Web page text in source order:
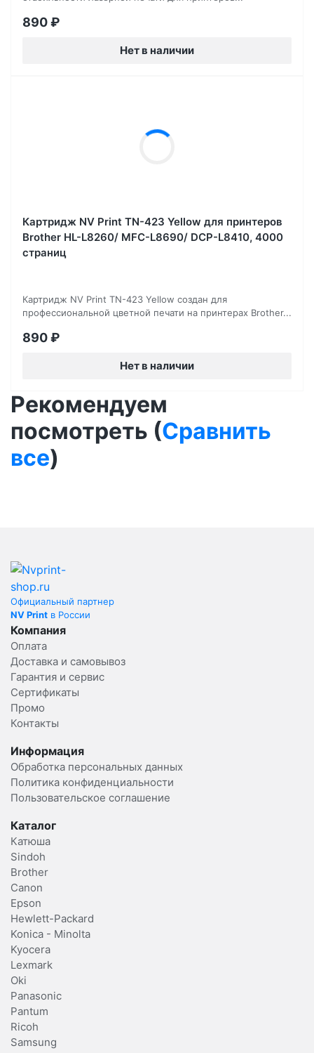
890₽
Нет в наличии
Картридж NV Print TN-423 Yellow для принтеров
Brother HL-L8260/ MFC-L8690/ DCP-L8410, 4000
страниц
Картридж NV Print TN-423 Yellow создан для
профессиональной цветной печати на принтерах Brother...
890₽
Нет в наличии
Рекомендуем
посмотреть (Сравнить
все)
Официальный партнер
NV Print в России
Компания
Оплата
Доставка и самовывоз
Гарантия и сервис
Сертификаты
Промо
Контакты
Информация
Обработка персональных данных
Политика конфиденциальности
Пользовательское соглашение
Каталог
Катюша
Sindoh
Brother
Canon
Epson
Hewlett-Packard
Konica - Minolta
Kyocera
Lexmark
Oki
Panasonic
Pantum
Ricoh
Samsung